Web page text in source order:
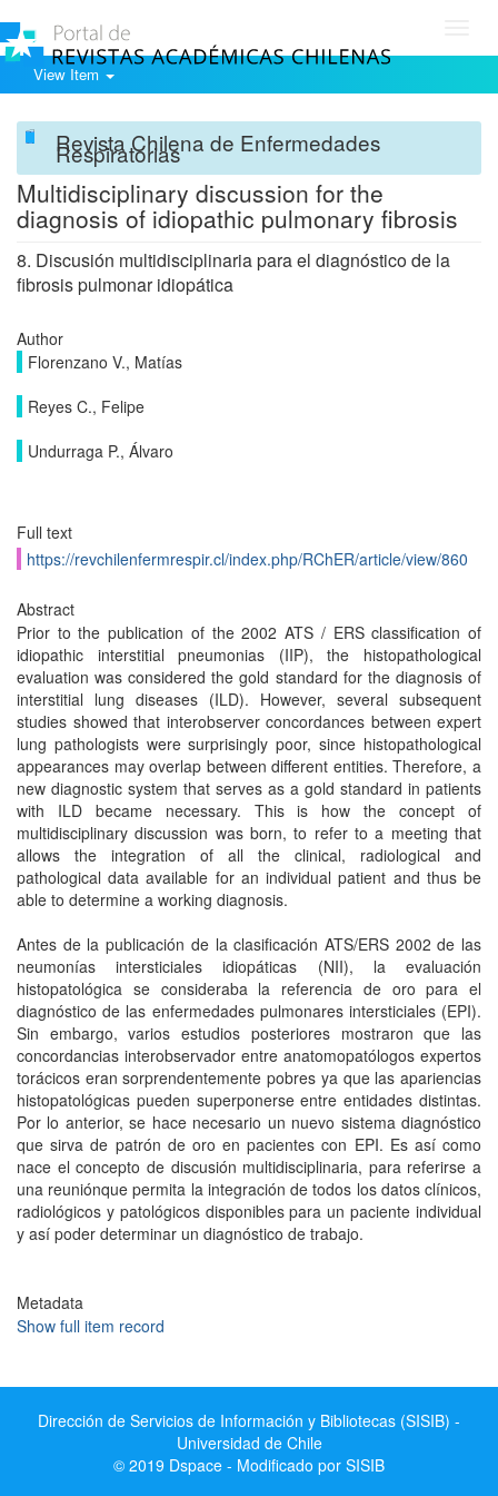
View Item
Revista Chilena de Enfermedades
Respiratorias
Multidisciplinary discussion for the
diagnosis of idiopathic pulmonary fibrosis
8. Discusión multidisciplinaria para el diagnóstico de la
fibrosis pulmonar idiopática
Author
Florenzano V., Matías
Reyes C., Felipe
Undurraga P., Álvaro
Full text
https://revchilenfermrespir.cl/index.php/RChER/article/view/860
Abstract
Prior to the publication of the 2002 ATS / ERS classification of
idiopathic interstitial pneumonias (IIP), the histopathological
evaluation was considered the gold standard for the diagnosis of
interstitial lung diseases (ILD). However, several subsequent
studies showed that interobserver concordances between expert
lung pathologists were surprisingly poor, since histopathological
appearances may overlap between different entities. Therefore, a
new diagnostic system that serves as a gold standard in patients
with ILD became necessary. This is how the concept of
multidisciplinary discussion was born, to refer to a meeting that
allows the integration of all the clinical, radiological and
pathological data available for an individual patient and thus be
able to determine a working diagnosis.
Antes de la publicación de la clasificación ATS/ERS 2002 de las
neumonías intersticiales idiopáticas (NII), la evaluación
histopatológica se consideraba la referencia de oro para el
diagnóstico de las enfermedades pulmonares intersticiales (EPI).
Sin embargo, varios estudios posteriores mostraron que las
concordancias interobservador entre anatomopatólogos expertos
torácicos eran sorprendentemente pobres ya que las apariencias
histopatológicas pueden superponerse entre entidades distintas.
Por lo anterior, se hace necesario un nuevo sistema diagnóstico
que sirva de patrón de oro en pacientes con EPI. Es así como
nace el concepto de discusión multidisciplinaria, para referirse a
una reuniónque permita la integración de todos los datos clínicos,
radiológicos y patológicos disponibles para un paciente individual
y así poder determinar un diagnóstico de trabajo.
Metadata
Show full item record
Dirección de Servicios de Información y Bibliotecas (SISIB) -
Universidad de Chile
© 2019 Dspace - Modificado por SISIB